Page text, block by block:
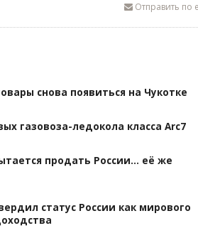
Отправить по
снова появиться на Чукотке
газовоза-ледокола класса Arc7
продать России... её же
статус России как мирового